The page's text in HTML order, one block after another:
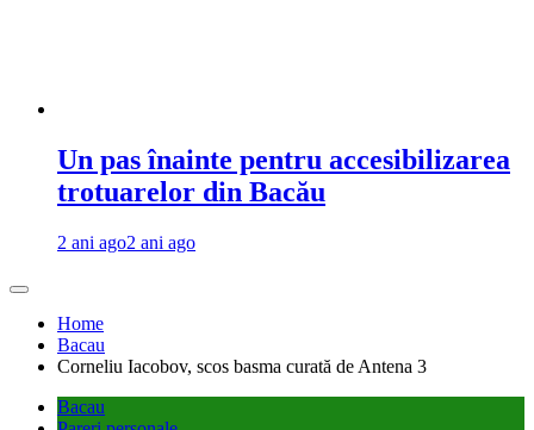
Un pas înainte pentru accesibilizarea
trotuarelor din Bacău
2 ani ago2 ani ago
Home
Bacau
Corneliu Iacobov, scos basma curată de Antena 3
Bacau